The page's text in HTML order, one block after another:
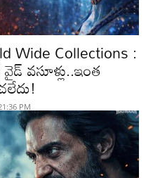
Wide Collections :
వసూళ్లు..ఇంత
PM